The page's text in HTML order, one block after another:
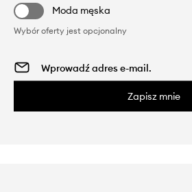
Moda męska
Wybór oferty jest opcjonalny
Zapisz mnie